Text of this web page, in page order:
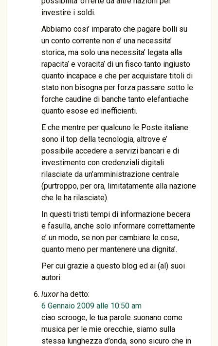
investire i soldi.
Abbiamo cosi’ imparato che pagare bolli su
un conto corrente non e’ una necessita’
storica, ma solo una necessita’ legata alla
rapacita’ e voracita’ di un fisco tanto ingiusto
quanto incapace e che per acquistare titoli di
stato non bisogna per forza passare sotto le
forche caudine di banche tanto elefantiache
quanto esose ed inefficienti.
E che mentre per qualcuno le Poste italiane
sono il top della tecnologia, altrove e’
possibile accedere a servizi bancari e di
investimento con credenziali digitali
rilasciate da un’amministrazione centrale
(purtroppo, per ora, limitatamente alla nazione
che le ha rilasciate).
In questi tristi tempi di informazione becera
e fasulla, anche solo informare correttamente
e’ un modo, se non per cambiare le cose,
quanto meno per mantenere una dignita’.
Per cui grazie a questo blog ed ai (al) suoi
autori.
luxor ha detto:
6 Gennaio 2009 alle 10:50 am
ciao scrooge, le tua parole suonano come
musica per le mie orecchie, siamo sulla
stessa lunghezza d’onda, sono sicuro che in